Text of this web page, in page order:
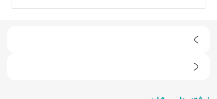
ط